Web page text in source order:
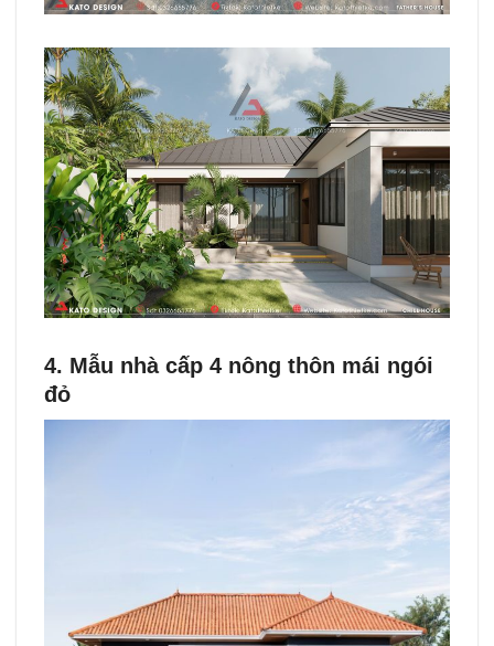
4. Mẫu nhà cấp 4 nông thôn mái ngói
đỏ